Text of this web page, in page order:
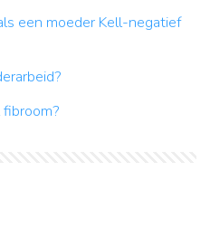
een moeder Kell-negatief